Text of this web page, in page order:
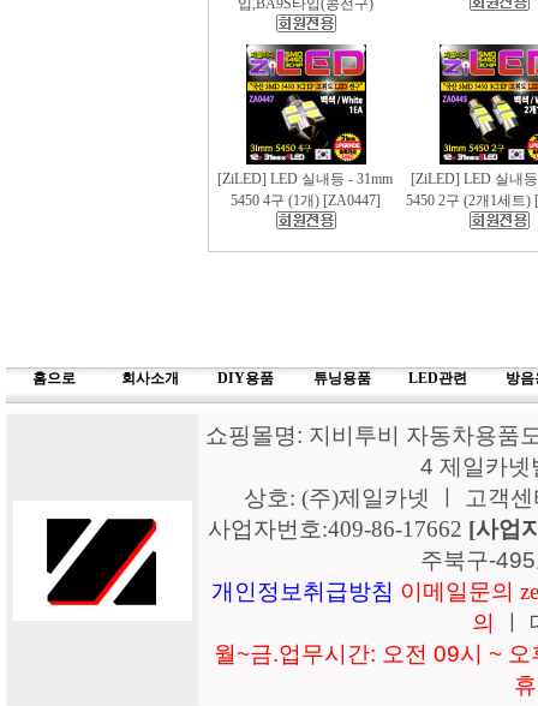
입,BA9S타입(콩전구)
[ZiLED] LED 실내등 - 31mm
5450 4구 (1개) [ZA0447]
[ZiLED] LED 실내
5450 2구 (2개1세트)
홈으로 회사소개 DIY용품 튜닝용품 LED관련 방음
쇼핑몰명: 지비투비 자동차용품
4 제일카
상호: (주)제일카넷 ㅣ 고객
사업자번호:409-86-17662 [사업
주북구-
개인정보취급방침 이메일문의
의
월~금.업무시간: 오전 09시 ~